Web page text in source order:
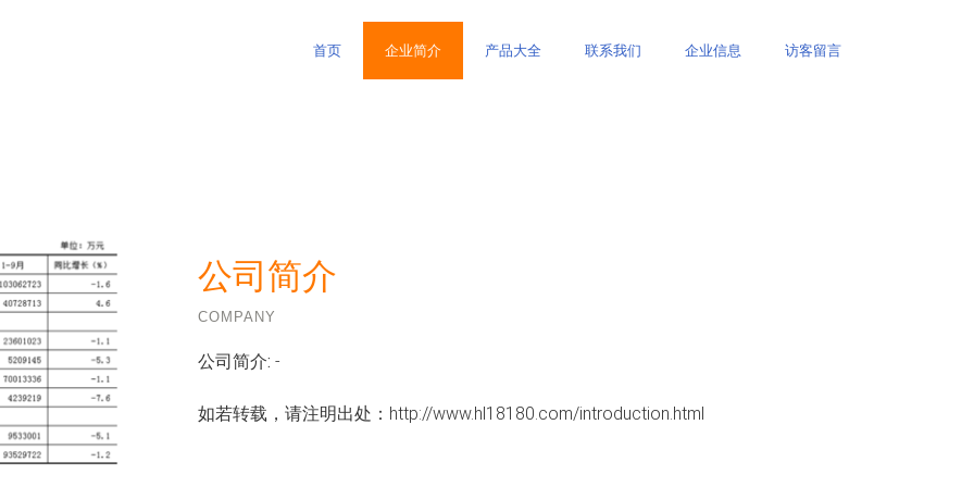
首页 企业简介 产品大全 联系我们 企业信息 访客留言
公司简介
COMPANY
公司简介: -
如若转载，请注明出处：http://www.hl18180.com/introduction.html